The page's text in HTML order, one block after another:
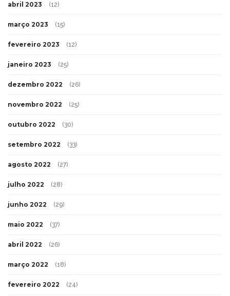
abril 2023 (12)
março 2023 (15)
fevereiro 2023 (12)
janeiro 2023 (25)
dezembro 2022 (26)
novembro 2022 (25)
outubro 2022 (30)
setembro 2022 (33)
agosto 2022 (27)
julho 2022 (28)
junho 2022 (29)
maio 2022 (37)
abril 2022 (26)
março 2022 (18)
fevereiro 2022 (24)